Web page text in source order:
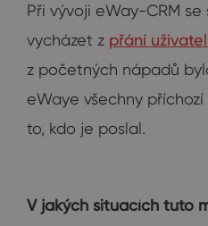
Při vývoji eWay-CRM
vycházet z přání
z početných nápadů
eWaye všechny
to, kdo je poslal.
V jakých situacích tuto